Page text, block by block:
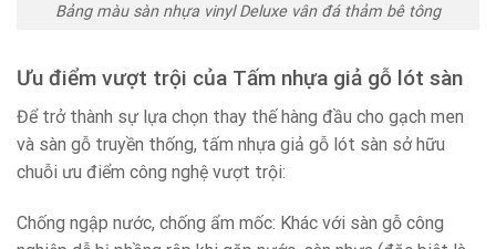
Bảng màu sàn nhựa vinyl Deluxe vân đá thảm bê tông
Ưu điểm vượt trội của Tấm nhựa giả gỗ lót sàn
Để trở thành sự lựa chọn thay thế hàng đầu cho gạch men
và sàn gỗ truyền thống, tấm nhựa giả gỗ lót sàn sở hữu
chuỗi ưu điểm công nghệ vượt trội:
Chống ngập nước, chống ẩm mốc: Khác với sàn gỗ công